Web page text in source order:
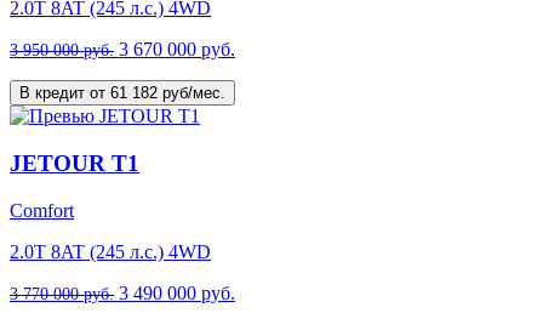
2.0T 8AT (245 л.с.) 4WD
3 950 000 руб. 3 670 000 руб.
В кредит от 61 182 руб/мес.
JETOUR T1
Comfort
2.0T 8AT (245 л.с.) 4WD
3 770 000 руб. 3 490 000 руб.